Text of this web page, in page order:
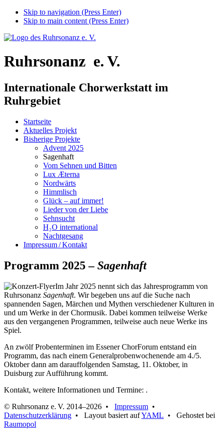
Skip to navigation (Press Enter)
Skip to main content (Press Enter)
Ruhrsonanz e.‍ ‍V.
Internationale Chorwerkstatt im
Ruhrgebiet
Startseite
Aktuelles Projekt
Bisherige Projekte
Advent 2025
Sagenhaft
Vom Sehnen und Bitten
Lux Æterna
Nordwärts
Himmlisch
Glück – auf immer!
Lieder von der Liebe
Sehnsucht
H₂O international
Nachtgesang
Impressum / Kontakt
Programm 2025 –Sagenhaft
Im Jahr 2025 nennt sich das Jahresprogramm von
Ruhrsonanz Sagenhaft. Wir begeben uns auf die Suche nach
spannenden Sagen, Märchen und Mythen verschiedener Kulturen in
und um Werke in der Chormusik. Dabei kommen teilweise Werke
aus den vergangenen Programmen, teilweise auch neue Werke ins
Spiel.
An zwölf Probenterminen im Essener ChorForum entstand ein
Programm, das nach einem Generalprobenwochenende am 4./5.
Oktober dann am darauffolgenden Samstag, 11. Oktober, in
Duisburg zur Aufführung kommt.
Kontakt, weitere Informationen und Termine: .
© Ruhrsonanz e. V. 2014–2026 • Impressum •
Datenschutzerklärung • Layout basiert aufYAML • Gehostet bei
Raumopol